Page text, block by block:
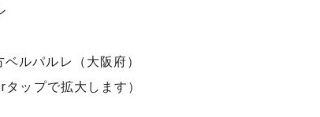
ベルパルレ（大阪府）
ップで拡大します）